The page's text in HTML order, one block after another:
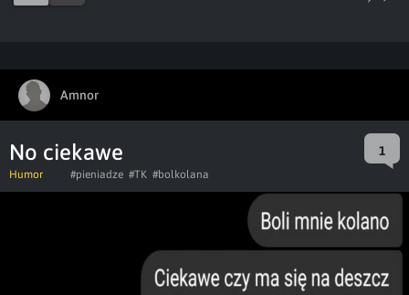
Amnor
No ciekawe 1
Humor #pieniadze #TK #bolkolana